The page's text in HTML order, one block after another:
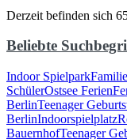
Derzeit befinden sich
Beliebte
Indoor Spielpark
SchülerOstsee Ferien
BerlinTeenager
BerlinIndoorspielplatz
BauernhofTeenager